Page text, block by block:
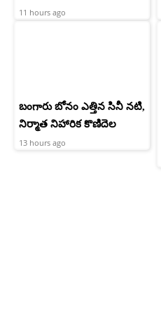
11 hours ago
బంగారు బోనం ఎత్తిన సినీ నటి,
నిర్మాత నిహారిక కొణిదెల
13 hours ago